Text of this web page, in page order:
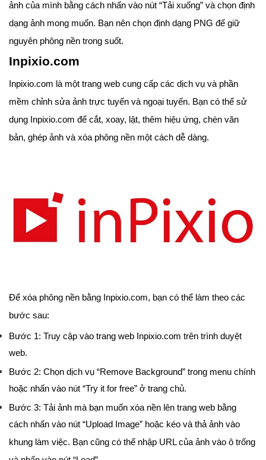
ảnh của mình bằng cách nhấn vào nút “Tải xuống” và chọn định
dạng ảnh mong muốn. Bạn nên chọn định dạng PNG để giữ
nguyên phông nền trong suốt.
Inpixio.com
Inpixio.com là một trang web cung cấp các dịch vụ và phần
mềm chỉnh sửa ảnh trực tuyến và ngoại tuyến. Bạn có thể sử
dụng Inpixio.com để cắt, xoay, lật, thêm hiệu ứng, chèn văn
bản, ghép ảnh và xóa phông nền một cách dễ dàng.
Để xóa phông nền bằng Inpixio.com, bạn có thể làm theo các
bước sau:
Bước 1: Truy cập vào trang web Inpixio.com trên trình duyệt
web.
Bước 2: Chọn dịch vụ “Remove Background” trong menu chính
hoặc nhấn vào nút “Try it for free” ở trang chủ.
Bước 3: Tải ảnh mà bạn muốn xóa nền lên trang web bằng
cách nhấn vào nút “Upload Image” hoặc kéo và thả ảnh vào
khung làm việc. Bạn cũng có thể nhập URL của ảnh vào ô trống